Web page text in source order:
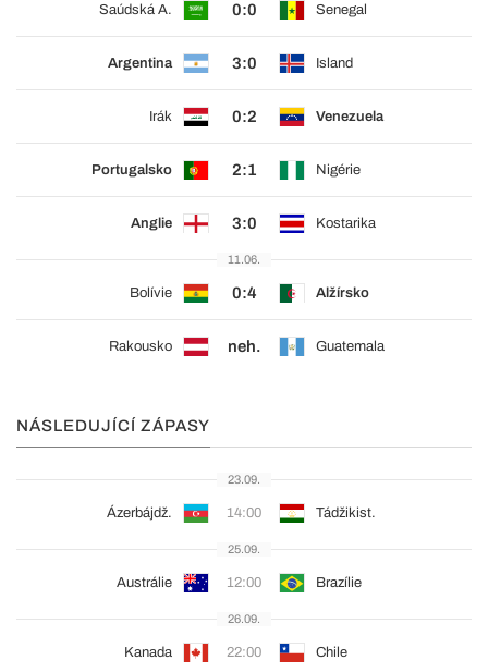
Saúdská A. 0:0 Senegal
Argentina 3:0 Island
Irák 0:2 Venezuela
Portugalsko 2:1 Nigérie
Anglie 3:0 Kostarika
11.06.
Bolívie 0:4 Alžírsko
Rakousko neh. Guatemala
NÁSLEDUJÍCÍ ZÁPASY
23.09.
Ázerbájdž. 14:00 Tádžikist.
25.09.
Austrálie 12:00 Brazílie
26.09.
Kanada 22:00 Chile